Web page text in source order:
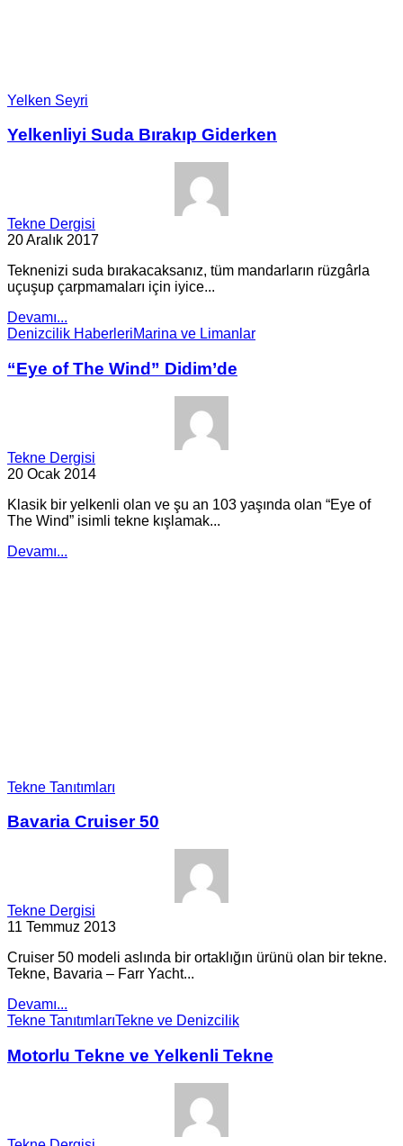
Yelken Seyri
Yelkenliyi Suda Bırakıp Giderken
Tekne Dergisi
20 Aralık 2017
Teknenizi suda bırakacaksanız, tüm mandarların rüzgârla
uçuşup çarpmamaları için iyice...
Devamı...
Denizcilik HaberleriMarina ve Limanlar
“Eye of The Wind” Didim’de
Tekne Dergisi
20 Ocak 2014
Klasik bir yelkenli olan ve şu an 103 yaşında olan “Eye of
The Wind” isimli tekne kışlamak...
Devamı...
Tekne Tanıtımları
Bavaria Cruiser 50
Tekne Dergisi
11 Temmuz 2013
Cruiser 50 modeli aslında bir ortaklığın ürünü olan bir tekne.
Tekne, Bavaria – Farr Yacht...
Devamı...
Tekne TanıtımlarıTekne ve Denizcilik
Motorlu Tekne ve Yelkenli Tekne